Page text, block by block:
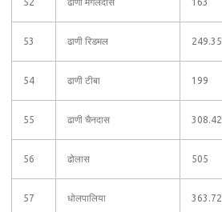
53 ढाणी रिडमल 249.35
54 ढाणी टीबा 199
55 ढाणी चैनदास 308.42
56 ढोलास 505
57 धोलपालिया 363.72